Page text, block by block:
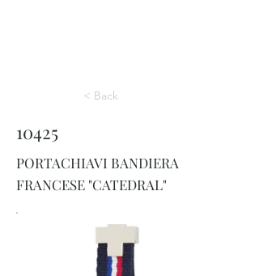
< Back
10425
PORTACHIAVI BANDIERA
FRANCESE "CATEDRAL"